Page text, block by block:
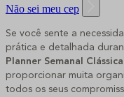
Não sei meu cep
Se você sente a
prática e detalhada
Planner Semanal
proporcionar muita
todos os seus